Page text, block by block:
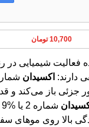
10,700 تومان
فعالیت شیمیایی در
دارند: اکسیدان